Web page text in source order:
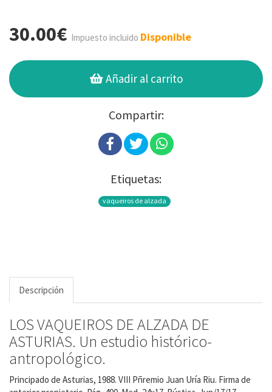
30.00€ Impuesto incluido Disponible
Añadir al carrito
Compartir:
Etiquetas:
vaqueiros de alzada
Descripción
LOS VAQUEIROS DE ALZADA DE
ASTURIAS. Un estudio histórico-
antropológico.
Principado de Asturias, 1988. VIII Pñremio Juan Uría Riu. Firma de